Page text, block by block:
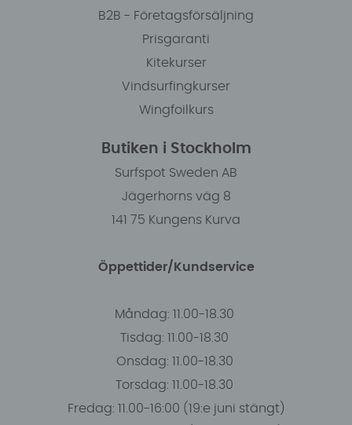
B2B - Företagsförsäljning
Prisgaranti
Kitekurser
Vindsurfingkurser
Wingfoilkurs
Butiken i Stockholm
Surfspot Sweden AB
Jägerhorns väg 8
141 75 Kungens Kurva
Öppettider/Kundservice
Måndag: 11.00-18.30
Tisdag: 11.00-18.30
Onsdag: 11.00-18.30
Torsdag: 11.00-18.30
Fredag: 11.00-16:00 (19:e juni stängt)